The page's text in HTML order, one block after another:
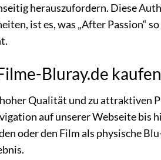
herauszufordern. Diese
ist es, was „After Passion“
Bluray.de
Qualität und zu attraktiven
auf unserer Webseite bis
oder den Film als physische